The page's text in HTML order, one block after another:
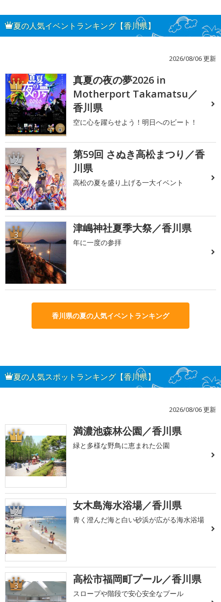
夏の人気イベントランキング【香川県】
2026/08/06 更新
1
真夏の夜の夢2026 in
Motherport Takamatsu／
香川県
空に心を躍らせよう！明日へのビート！
2
第59回 さぬき高松まつり／香
川県
高松の夏を盛り上げる一大イベント
3 津嶋神社夏季大祭／香川県
年に一度の参拝
香川県の夏の人気イベントランキング
夏の人気スポットランキング【香川県】
2026/08/06 更新
1 満濃池森林公園／香川県
緑と多様な野鳥に恵まれた公園
2 女木島海水浴場／香川県
青く澄んだ海と白い砂浜が広がる海水浴場
3 高松市福岡町プール／香川県
スロープや階段で安心安全なプール